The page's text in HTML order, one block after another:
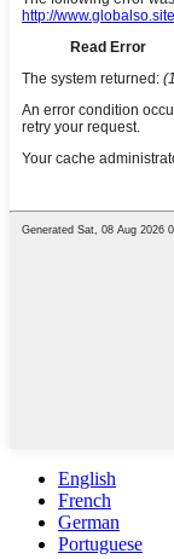
English
French
German
Portuguese